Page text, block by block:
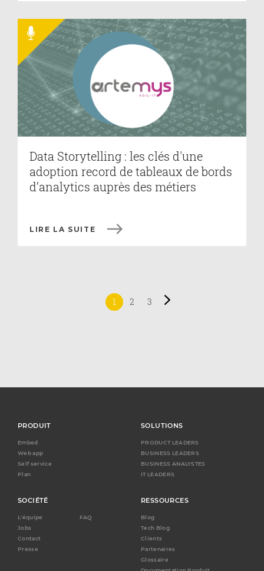
Data Storytelling : les clés d'une
adoption record de tableaux de bords
d’analytics auprès des métiers
LIRE LA SUITE
1 2 3
PRODUIT
Embed
Web app
Self service
Plan
SOLUTIONS
PRODUCT LEADERS
BUSINESS LEADERS
BUSINESS ANALYSTES
IT LEADERS
SOCIÉTÉ
L'équipe
Jobs
Contact
Presse
FAQ
RESSOURCES
Blog
Tech Blog
Clients
Partenaires
Glossaire